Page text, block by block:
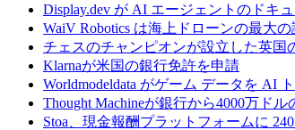
Display.dev が AI エージェントのドキ
WaiV Robotics は海上ドローンの最大
チェスのチャンピオンが設立した英国
Klarnaが米国の銀行免許を申請
Worldmodeldata がゲーム データを AI
Thought Machineが銀行から4000万ド
Stoa、現金報酬プラットフォームに